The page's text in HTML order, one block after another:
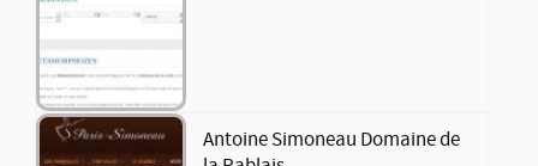
Antoine Simoneau Domaine de